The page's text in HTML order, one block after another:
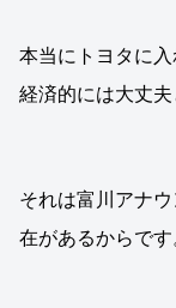
本当にトヨタに
経済的には大丈夫
それは富川アナ
在があるからです